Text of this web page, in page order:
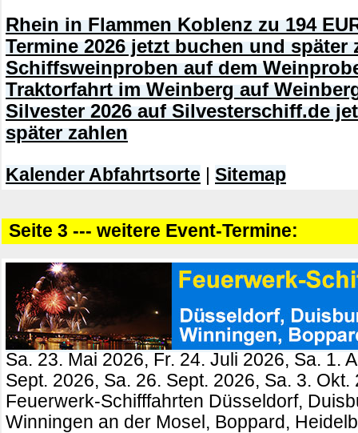
Rhein in Flammen Koblenz zu 194
Termine 2026 jetzt buchen und später
Schiffsweinproben auf dem
Traktorfahrt im Weinberg auf
Silvester 2026 auf Silvesterschiff.de
später zahlen
Kalender Abfahrtsorte Sitemap
Seite 3 --- weitere Event-Termine:
Sa. 23. Mai 2026, Fr. 24. Juli 2026, Sa. 1.
Sept. 2026, Sa. 26. Sept. 2026, Sa. 3. Okt.
Feuerwerk-Schifffahrten Düsseldorf,
Winningen an der Mosel, Boppard,